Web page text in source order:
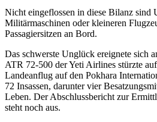
Nicht eingeflossen in diese Bilanz sind
Militärmaschinen oder kleineren
Passagiersitzen an Bord.
Das schwerste Unglück ereignete sich
ATR 72-500 der Yeti Airlines stürzte
Landeanflug auf den Pokhara
72 Insassen, darunter vier
Leben. Der Abschlussbericht zur
steht noch aus.